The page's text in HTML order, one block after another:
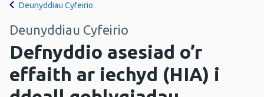
Deunyddiau Cyfeirio
Deunyddiau Cyfeirio
Defnyddio asesiad o’r
effaith ar iechyd (HIA) i